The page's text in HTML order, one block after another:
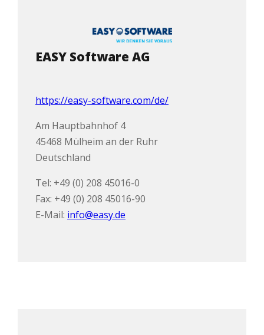
EASY Software AG
https://easy-software.com/de/
Am Hauptbahnhof 4
45468 Mülheim an der Ruhr
Deutschland
Tel: +49 (0) 208 45016-0
Fax: +49 (0) 208 45016-90
E-Mail: info@easy.de